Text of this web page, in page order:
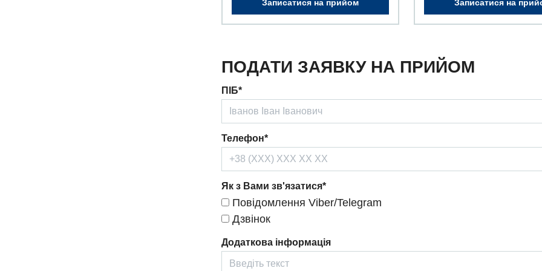
Записатися на прийом Записатися на
ПОДАТИ ЗАЯВКУ НА ПРИЙОМ
ПІБ*
Телефон*
Як з Вами зв'язатися*
Повідомлення Viber/Telegram
Дзвінок
Додаткова інформація